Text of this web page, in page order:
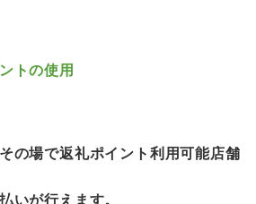
トの使用
の場で返礼ポイント利用可能店舗
いが行えます。